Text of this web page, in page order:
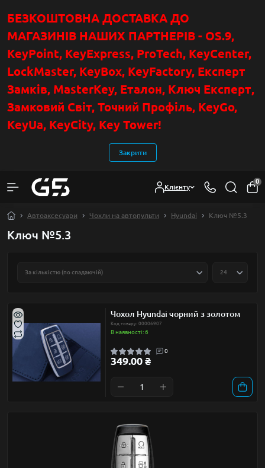
БЕЗКОШТОВНА ДОСТАВКА ДО
МАГАЗИНІВ НАШИХ ПАРТНЕРІВ - OS.9,
KeyPoint, KeyExpress, ProTech, KeyCenter,
LockMaster, KeyBox, KeyFactory, Експерт
Замків, MasterKey, Еталон, Ключ Експерт,
Замковий Світ, Точний Профіль, KeyGo,
KeyUa, KeyCity, Key Tower!
Закрити
Клієнту
0
Автоаксесуари Чохли на автопульти Hyundai Ключ №5.3
Ключ №5.3
Чохол Hyundai чорний з золотом
Код товару: 00006907
В наявності: 6
0
349.00 ₴